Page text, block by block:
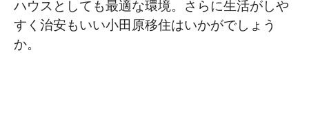
ハウスとしても最適な環境。さらに生活がしや
すく治安もいい小田原移住はいかがでしょう
か。